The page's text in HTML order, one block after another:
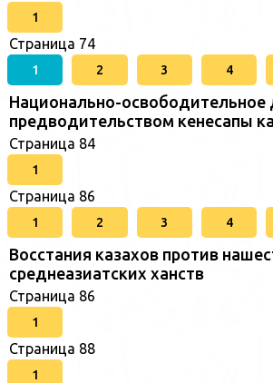
1
Страница 74
1 2 3 4
Национально-освободительное
предводительством кенесапы
Страница 84
1
Страница 86
1 2 3 4
Восстания казахов против
среднеазиатских ханств
Страница 86
1
Страница 88
1